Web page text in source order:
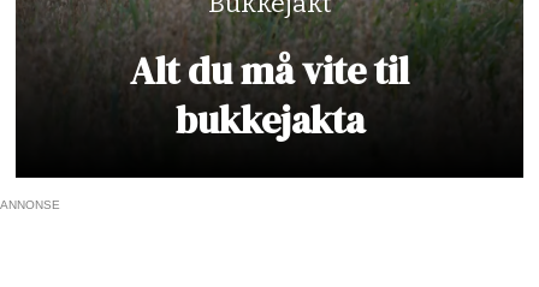
Alt du må vite til
bukkejakta
ANNONSE